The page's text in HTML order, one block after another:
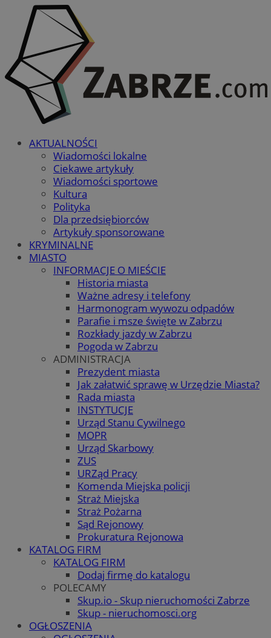
AKTUALNOŚCI
Wiadomości lokalne
Ciekawe artykuły
Wiadomości sportowe
Kultura
Polityka
Dla przedsiębiorców
Artykuły sponsorowane
KRYMINALNE
MIASTO
INFORMACJE O MIEŚCIE
Historia miasta
Ważne adresy i telefony
Harmonogram wywozu odpadów
Parafie i msze święte w Zabrzu
Rozkłady jazdy w Zabrzu
Pogoda w Zabrzu
ADMINISTRACJA
Prezydent miasta
Jak załatwić sprawę w Urzędzie Miasta?
Rada miasta
INSTYTUCJE
Urząd Stanu Cywilnego
MOPR
Urząd Skarbowy
ZUS
URZąd Pracy
Komenda Miejska policji
Straż Miejska
Straż Pożarna
Sąd Rejonowy
Prokuratura Rejonowa
KATALOG FIRM
KATALOG FIRM
Dodaj firmę do katalogu
POLECAMY
Skup.io - Skup nieruchomości Zabrze
Skup - nieruchomosci.org
OGŁOSZENIA